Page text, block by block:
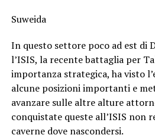
Suweida
In questo settore poco ad est di
l’ISIS, la recente battaglia per
importanza strategica, ha visto
alcune posizioni importanti e
avanzare sulle altre alture
conquistate queste all’ISIS non
caverne dove nascondersi.